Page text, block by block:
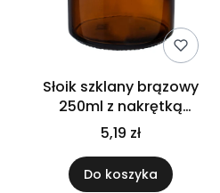
Słoik szklany brązowy
250ml z nakrętką
aluminiową
5,19 zł
Do koszyka